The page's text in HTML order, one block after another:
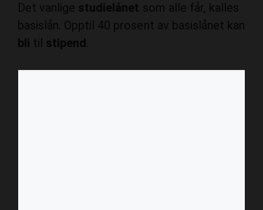
Det vanlige studielånet som alle får, kalles
basislån. Opptil 40 prosent av basislånet kan
bli til stipend